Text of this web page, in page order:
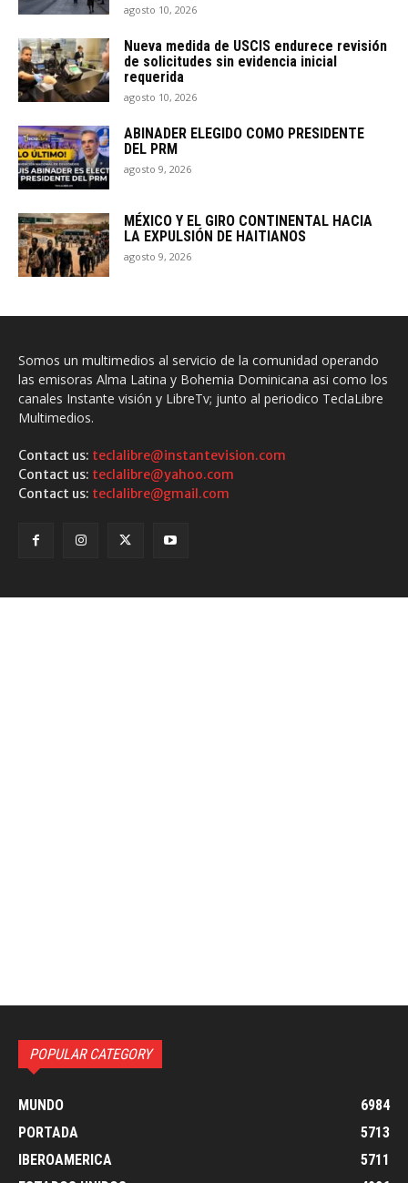
agosto 10, 2026
Nueva medida de USCIS endurece revisión
de solicitudes sin evidencia inicial
requerida
agosto 10, 2026
ABINADER ELEGIDO COMO PRESIDENTE
DEL PRM
agosto 9, 2026
MÉXICO Y EL GIRO CONTINENTAL HACIA
LA EXPULSIÓN DE HAITIANOS
agosto 9, 2026
Somos un multimedios al servicio de la comunidad operando
las emisoras Alma Latina y Bohemia Dominicana asi como los
canales Instante visión y LibreTv; junto al periodico TeclaLibre
Multimedios.
Contact us: teclalibre@instantevision.com
Contact us: teclalibre@yahoo.com
Contact us: teclalibre@gmail.com
POPULAR CATEGORY
MUNDO
6984
PORTADA
5713
IBEROAMERICA
5711